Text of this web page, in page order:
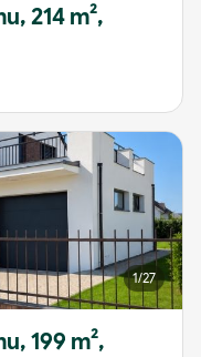
214 m²,
1/27
199 m²,